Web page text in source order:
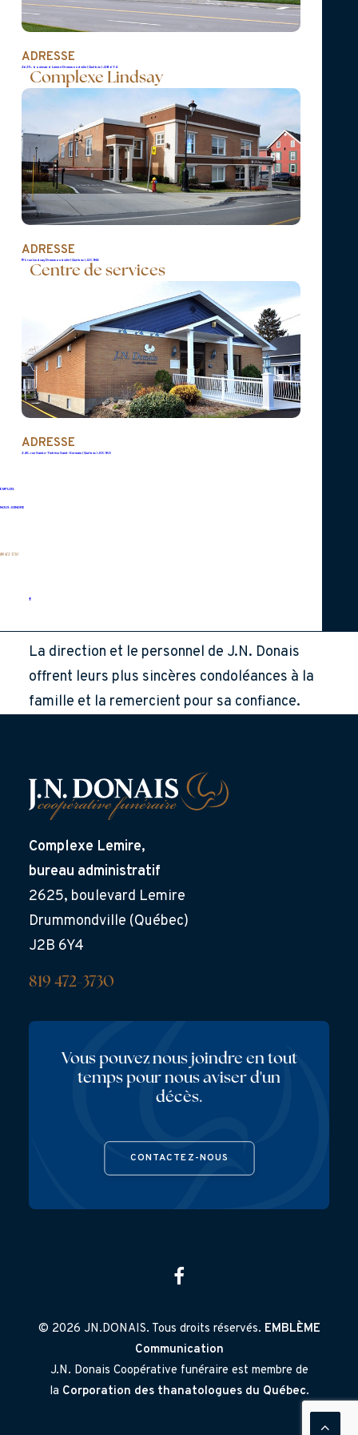
ADRESSE
2625, boulevard Lemire Drummondville (Québec) J2B 6Y4
Complexe Lindsay
ADRESSE
191, rue Lindsay Drummondville (Québec) J2C 1N8
Centre de services
ADRESSE
245, rue Sainte-Thérèse Saint-Germain (Québec) J0C 1K0
EMPLOIS
NOUS JOINDRE
819 472-3730
arrière-petits-enfants qu’il adorait tant: Sofia
Il laisse également dans le deuil ses frères et
soeurs; beaux-frères, belles-soeurs; ses
neveux, ses nièces; plusieurs clients du
Camping La Détente ainsi que plusieurs autres
parents et amis.
Homme de coeur, apprécié pour sa bonté, sa
simplicité et sa grande générosité, il laisse
derrière lui le souvenir d’un être profondément
humain, toujours attentif aux autres et aimé
de tous ceux qui ont eu la chance de le
connaître.
La direction et le personnel de J.N. Donais
offrent leurs plus sincères condoléances à la
famille et la remercient pour sa confiance.
Complexe Lemire,
bureau administratif
2625, boulevard Lemire
Drummondville (Québec)
J2B 6Y4
819 472-3730
Vous pouvez nous joindre en tout
temps pour nous aviser d'un
décès.
CONTACTEZ-NOUS
© 2026 JN.DONAIS. Tous droits réservés. EMBLÈME
Communication
J.N. Donais Coopérative funéraire est membre de
la Corporation des thanatologues du Québec.